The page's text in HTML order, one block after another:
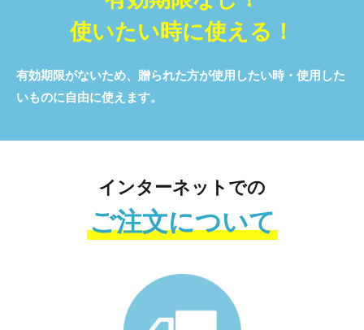
内のし
配送の場合はのし紙が傷つかないよう
内のしに。
控えめに贈りたい内祝いにも最適。
使いたい時に使える！
有効期限がないため、贈られた方が使用したい時・使用した
いものに自由に使えます。
インターネットでの
ご注文について